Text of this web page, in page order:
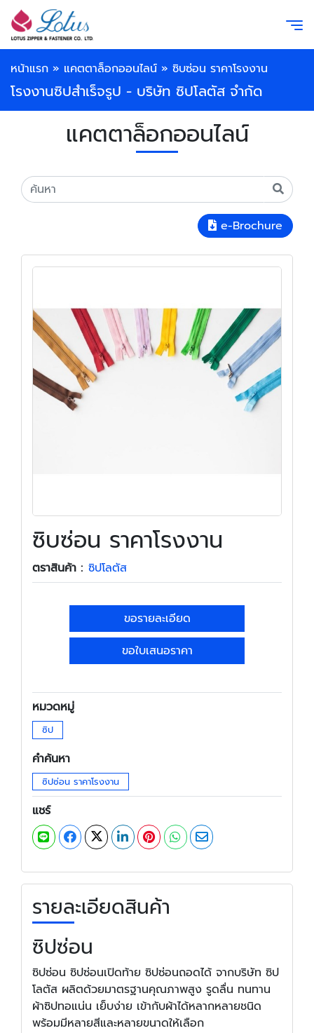
หน้าแรก » แคตตาล็อกออนไลน์ » ซิบซ่อน ราคาโรงงาน
โรงงานซิปสำเร็จรูป - บริษัท ซิปโลตัส จำกัด
แคตตาล็อกออนไลน์
e-Brochure
ซิบซ่อน ราคาโรงงาน
ตราสินค้า : ซิปโลตัส
ขอรายละเอียด
ขอใบเสนอราคา
หมวดหมู่
ซิป
คำค้นหา
ซิปซ่อน ราคาโรงงาน
แชร์
รายละเอียดสินค้า
ซิปซ่อน
ซิปซ่อน ซิปซ่อนเปิดท้าย ซิปซ่อนถอดได้ จากบริษัท ซิป
โลตัส ผลิตด้วยมาตรฐานคุณภาพสูง รูดลื่น ทนทาน
ผ้าซิปทอแน่น เย็บง่าย เข้ากับผ้าได้หลากหลายชนิด
พร้อมมีหลายสีและหลายขนาดให้เลือก